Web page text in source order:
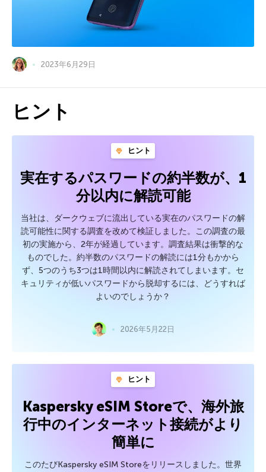
2023年6月29日
ヒント
ヒント
実在するパスワードの約半数が、1
分以内に解読可能
当社は、ダークウェブに流出している実在のパスワードの解
読可能性に関する調査を改めて検証しました。この調査の最
初の実施から、2年が経過しています。調査結果は衝撃的な
ものでした。約半数のパスワードの解読には1分もかから
ず、5つのうち3つは1時間以内に解読されてしまいます。セ
キュリティが低いパスワードから脱却するには、どうすれば
よいのでしょうか？
2026年5月22日
ヒント
Kaspersky eSIM Storeで、海外旅
行中のインターネット接続がより
簡単に
このたびKaspersky eSIM Storeをリリースしました。世界